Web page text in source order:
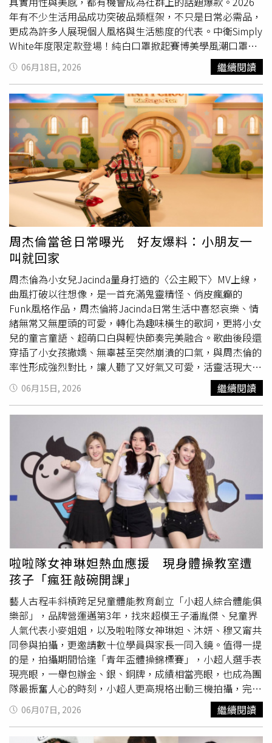
設有佛龕與透明玻璃禮佛室，展現王祖賢多年潛心修行的生
活方式。打包途中，王祖賢還拿著馬克杯走到陽台稍作休
息。雖然陽台面積不算特別大，但設有長型藤椅與休閒座位
區，她悠閒地坐著喝飲料、吹海風，一眼望出去便是溫哥華
高樓天際線、海灣景色以及遠方山巒，美景盡收眼底。許多
粉絲看到畫面後驚呼宛如高級度假飯店，也有人直呼「每天
醒來看到這種景色太幸福了」。此外，王祖賢也公開平時保
養與梳妝的空間。浴室與梳化間採一體式設計，整體以大理
石材打造，內部設有大型浴缸、雙面鏡及寬敞梳妝台。桌面
上擺滿精華液、隔離霜、口紅、除皺霜、洗髮精、護髮素與
面霜等保養用品，她逐一整理收納進行李箱，也讓外界得以
一窺女神私下維持凍齡狀態的日常習慣。完成打包後，她還
外出採買生活用品，並到餐廳享用素食漢堡，生活相當簡單
愜意。王祖賢浴室與梳化間採一體式設計，內部設有大型浴
缸與雙面鏡。59歲的王祖賢自2004年拍完唯一一部大陸電
影《美麗上海》後便淡出演藝圈，移居加拿大展開全新生
活。這次她曝光豪宅內部後吸引大批粉絲朝聖留言，「第一
次看到姐姐的家」、「佛堂居然是獨立空間，好有質感」、
「風景實在太美了」、「這根本是夢想中的房子」、「女神
生活好優雅」。此外，外界多年來也盛傳王祖賢擁有驚人財
富，身家估計高達300億元新台幣，主要來自全盛時期拍攝
超過60部電影累積的片酬，以及香港、台灣、美國與加拿大
等地的房地產投資收益。據傳她早在37歲便已達到財富自
由，而她過去受訪時也曾坦言：「我現在手裡的錢是一輩子
都花不完的。」如今遠離鎂光燈多年，依舊過著自在富足且
充滿禪意的人生。
年有不少生活用品成功突破品類框架，不只是日常必需品，
更成為許多人展現個人風格與生活態度的代表。中衛Simply
White年度限定款登場！純白口罩掀起賽博美學風潮口罩早
已不只是防護用品，更是穿搭的一部分。向來被譽為「口罩
界美學指標」的中衛，今年再次推出Simply White年度限定
款，以Pantone2026年度色「雪舞白」為靈感，將極簡純白
與未來感色彩結合，打造全新視覺風格。中衛Simply
White2026年度限定款30片入，成人平面款260元；成人立
體3D／3Dv款350元。（圖／品牌提供）今年限定耳繩色分
別為「賽博靛」與「電感橘」，透過雙色編織工藝呈現出獨
特層次感。其中賽博靛以藍紫色調交織出神秘未來感，靈感
來自賽博龐克世界中的霓虹光影；電感橘則以粉色與黃色融
合出充滿能量的電光色彩，展現年輕活力與樂觀氛圍。每盒
同時收錄兩款限定耳繩設計，讓消費者能依照當天穿搭與心
情自由切換，也讓Simply White系列持續成為許多美感控每
年必收藏的話題單品。中衛Simply White2026年度限定款
30片入，成人平面款260元；成人立體3D／3Dv款350元。
（圖／品牌提供）IKIGAI推出白桃烏龍新口味！讓口腔保養
也充滿儀式感當保養觀念逐漸延伸到生活各個層面，「口腔
保養」也成為近年備受關注的新趨勢。IKIGAI品牌名稱源自
日文「Ikigai」，代表生活中微小卻珍貴的幸福感，希望透
過日常習慣的累積，讓每個人都能找到屬於自己的生活節
奏。​IKIGAI漱口水，打造更具儀式感的口腔保養體驗。（圖
／品牌提供）品牌提出「口腔也需要Skincare Routine」概
念，希望將原本容易被忽略的漱口步驟，轉化成更舒適、更
有質感的保養儀式。除了原有的人氣口味海洋薄荷與薄荷之
外，今年夏天更推出全新「白桃烏龍」口味，將白桃果香與
烏龍茶韻巧妙融合，帶來更加溫柔細膩的使用感受。IKIGAI
漱口水推出海洋薄荷、薄荷與全新白桃烏龍三款口味，打造
更具儀式感的口腔保養體驗。（圖／品牌提供）泰國90年消
暑神器酷比涼！90週年馬年限定版萌翻登場每到夏天，總有
一款清涼神器會悄悄出現在大家包包裡，而來自泰國、全球
累積銷售突破億支的酷比涼，就是不少人從學生時代一路用
到現在的經典代表。創立至今已有90年歷史的酷比涼，以薄
荷精油、尤加利精油與薰衣草精油調配而成，獨特的二合一
雙頭設計更成為品牌最大特色。一端可直接吸聞沁涼薄荷香
氣，另一端則為精油設計，方便隨時使用，成為許多人搭
車、旅行、戶外活動或夏季悶熱天氣時的隨身必備小物。​酷
比涼二合一清新薄荷精油棒90週年馬年限定版，全球累積銷
售突破億支。（圖／品牌提供）迎接品牌90週年，今年台灣
更特別推出超萌「馬年限定版」，以可愛的酷小馬為主角，
搭配彩虹、雲朵與星星元素，象徵夢想、幸運與希望，療癒
設計一推出便吸引不少粉絲收藏。​酷比涼二合一清新薄荷精
油棒90週年馬年限定版，全球累積銷售突破億支。（圖／品
牌提供）此外，即日起至10月4日止，購買酷比涼90週年馬
年限定版並完成指定登錄，還有機會抽中同款限定保溫瓶與
萬元現金大獎，讓這款經典消暑神器再度掀起話題熱潮。​​
（圖／品牌提供）
06月18日, 2026 繼續閱讀
周杰倫當爸日常曝光 好友爆料：小朋友一
叫就回家
周杰倫為小女兒Jacinda量身打造的〈公主殿下〉MV上線，
曲風打破以往想像，是一首充滿鬼靈精怪、俏皮瘋癲的
Funk風格作品，周杰倫將Jacinda日常生活中喜怒哀樂、情
緒無常又無厘頭的可愛，轉化為趣味橫生的歌詞，更將小女
兒的童言童語、超萌口白與輕快節奏完美融合。歌曲後段還
穿插了小女孩撒嬌、無辜甚至突然崩潰的口氣，與周杰倫的
率性形成強烈對比，讓人聽了又好氣又可愛，活靈活現大展
生活中的趣味親子互動。今日這支MV終於曝光，萌翻天的
影像視覺令粉絲驚喜不已，周杰倫在新專輯發佈會上已透露
阿Ken是他拍這支MV時心裡的人選，果然MV中阿Ken就扮
演爸爸這個角色。因應歌詞的趣味，阿Ken在MV中一下穿著
精靈裝現身校門口，一下化身冰雪奇緣的Elsa，還要開車載
娃兜風，小孩在他臉上亂化妝也甘之如飴，只是小朋友精力
無窮，讓阿Ken當場累歪。周杰倫在MV中大秀舞蹈。（圖／
杰威爾提供）MV最後阿Ken玩到累癱、倒在床上，但他仍父
愛爆棚地表示：「和小朋友的互動真的是充滿了樂趣，雖然
累但很療癒。就算他們提出無理的要求，看到他們的小臉
蛋，聽到他們的娃娃音，就覺得一切都是甜蜜的負荷。」阿
Ken也感性透露，這次拍攝讓他體會到和孩子建立關係最好
的方式就是「陪伴」，更忍不住大力稱讚周杰倫：「這也是
我覺得杰倫令人值得稱讚的地方，不管他再忙，家裡的小朋
友一叫，他就會想辦法用最快的速度回家。」周杰倫說：
「當爸爸的心境，相信很多人都跟我一樣，我如果本色演
出，當然也可以，不過阿Ken可以忽男忽女，能在小孩面前
風度翩翩又能瘋瘋癲癲，看到阿Ken穿精靈裝，真的覺得他
太適合這個角色了！」周杰倫在MV中則大秀舞蹈，以1960
年代風靡全球的「阿哥哥」（A go-go)與「扭扭舞」
（Twist）為核心元素，復古展現節奏感十足的步伐及即興
的肢體表現，營造熱情奔放的舞台氛圍。
06月15日, 2026 繼續閱讀
啦啦隊女神琳妲熱血應援 現身體操教室遭
孩子「瘋狂敲碗開課」
藝人古程丰斜槓跨足兒童體能教育創立「小超人綜合體能俱
樂部」，品牌營運邁第3年，找來超模王子潘胤傑、兒童界
人氣代表小麥姐姐，以及啦啦隊女神琳妲、沐妍、穆又甯共
同參與拍攝，更邀請數十位學員與家長一同入鏡。值得一提
的是，拍攝期間恰逢「青年盃體操錦標賽」，小超人選手表
現亮眼，一舉包辦金、銀、銅牌，成績相當亮眼，也成為團
隊最振奮人心的時刻，小超人更高規格出動三機拍攝，完整
記錄孩子高光時刻。談及孩子們表現亮眼的瞬間，古程丰感
動到哽咽：「最感動的是孩子在比賽現場成功完成動作的瞬
間，尤其其中一位孩子在彩排練習時常失誤，正式比賽時卻
06月07日, 2026 繼續閱讀